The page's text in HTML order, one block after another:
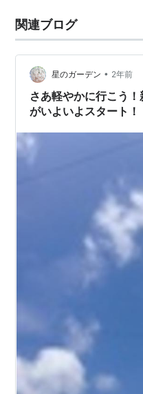
関連ブログ
星のガーデン • 2年前
さあ軽やかに行こう
がいよいよスタート！